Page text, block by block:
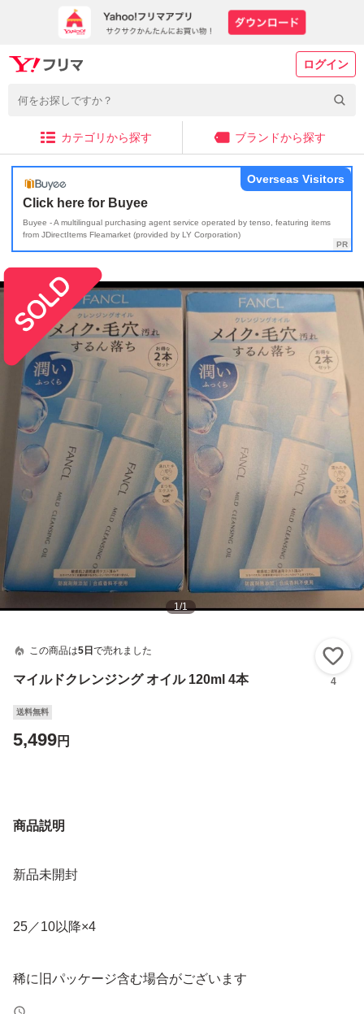
ログイン
カテゴリから探す ブランドから探す
Click here for Buyee
Buyee - A multilingual purchasing agent service operated by tenso, featuring items
from JDirectItems Fleamarket (provided by LY Corporation)
Overseas Visitors
1/1
この商品は5日 で売れました
マイルドクレンジング オイル 120ml 4本 4
送料無料
5,499円
商品説明
新品未開封
25／10以降×4
稀に旧パッケージ含む場合がございます